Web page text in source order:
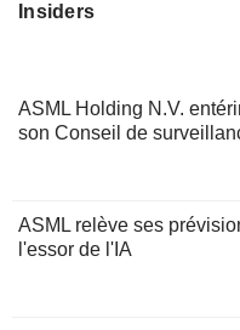
Insiders
ASML Holding N.V.
son Conseil de
ASML relève ses
l'essor de l'IA